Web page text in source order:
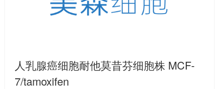
人乳腺癌细胞耐他莫昔芬细胞株 MCF-
7/tamoxifen